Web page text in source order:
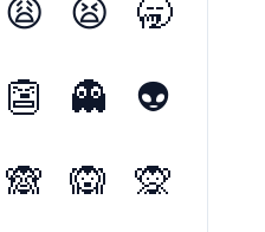
😩 😫
🥱
👺
👻
👽
🙈
🙉
🙊